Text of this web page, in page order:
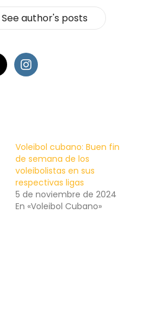
See author's posts
Voleibol cubano: Buen fin
de semana de los
voleibolistas en sus
respectivas ligas
5 de noviembre de 2024
En «Voleibol Cubano»